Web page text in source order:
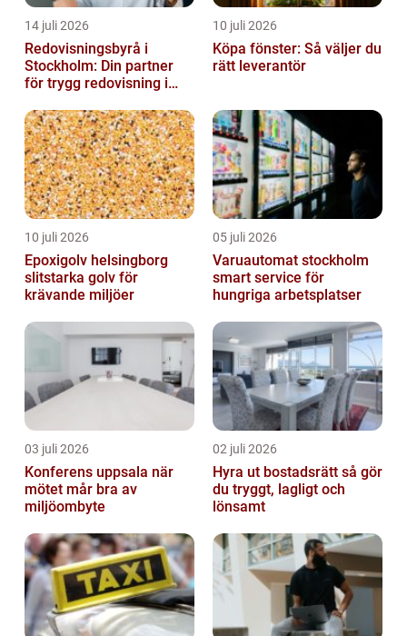
14 juli 2026
Redovisningsbyrå i
Stockholm: Din partner
för trygg redovisning i
10 juli 2026
Köpa fönster: Så väljer du
rätt leverantör
10 juli 2026
Epoxigolv helsingborg
slitstarka golv för
krävande miljöer
05 juli 2026
Varuautomat stockholm
smart service för
hungriga arbetsplatser
03 juli 2026
Konferens uppsala när
mötet mår bra av
miljöombyte
02 juli 2026
Hyra ut bostadsrätt så gör
du tryggt, lagligt och
lönsamt